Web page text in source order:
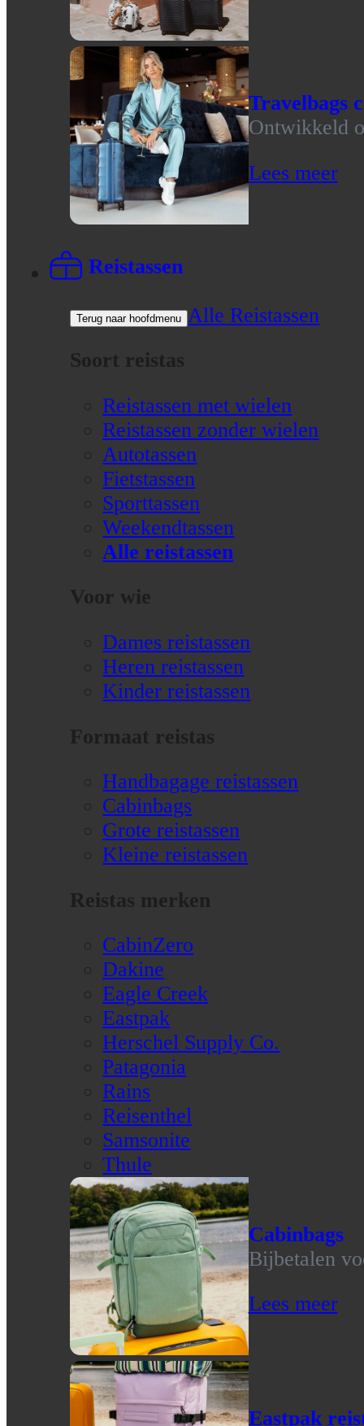
Travelbags
Ontwikkeld
Lees meer
Reistassen
Terug naar hoofdmenu
Alle Reistassen
Soort reistas
Reistassen met wielen
Reistassen zonder wielen
Autotassen
Fietstassen
Sporttassen
Weekendtassen
Alle reistassen
Voor wie
Dames reistassen
Heren reistassen
Kinder reistassen
Formaat reistas
Handbagage reistassen
Cabinbags
Grote reistassen
Kleine reistassen
Reistas merken
CabinZero
Dakine
Eagle Creek
Eastpak
Herschel Supply Co.
Patagonia
Rains
Reisenthel
Samsonite
Thule
Cabinbags
Bijbetalen
Lees meer
Eastpak